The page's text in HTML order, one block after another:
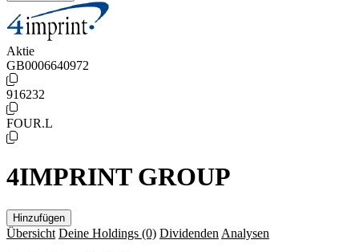
Aktie
GB0006640972
916232
FOUR.L
4IMPRINT GROUP
Hinzufügen
Übersicht Deine Holdings (0) Dividenden Analysen